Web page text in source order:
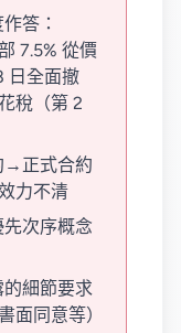
答：
7.5% 從價
日全面撤
稅（第 2
→正式合約
力不清
次序概念
細節要求
面同意等）